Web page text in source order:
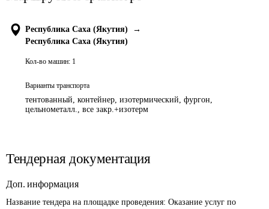
Республика Саха (Якутия)
→
Республика Саха (Якутия)
Кол-во машин: 1
Варианты транспорта
тентованный, контейнер, изотермический, фургон,
цельнометалл., все закр.+изотерм
Тендерная документация
Доп. информация
Название тендера на площадке проведения: Оказание услуг по